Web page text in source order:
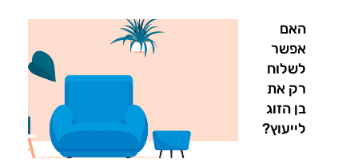
האם
אפשר
לשלוח
רק את
בן הזוג
לייעוץ?